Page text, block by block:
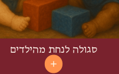
סגולה לנחת מהילדים